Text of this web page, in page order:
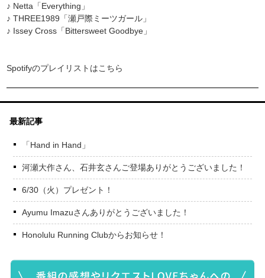
♪ Netta「Everything」
♪ THREE1989「瀬戸際ミーツガール」
♪ Issey Cross「Bittersweet Goodbye」
Spotifyのプレイリストはこちら
最新記事
「Hand in Hand」
河瀬大作さん、石井玄さんご登場ありがとうございました！
6/30（火）プレゼント！
Ayumu Imazuさんありがとうございました！
Honolulu Running Clubからお知らせ！